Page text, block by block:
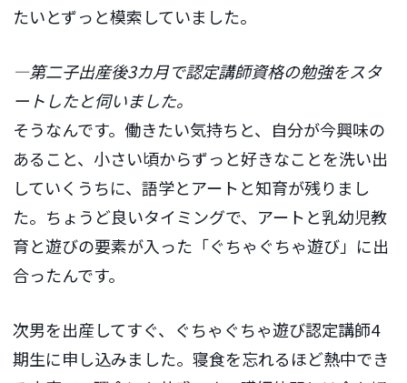
たいとずっと模索していました。
―第二子出産後3カ月で認定講師資格の勉強をスタ
ートしたと伺いました。
そうなんです。働きたい気持ちと、自分が今興味の
あること、小さい頃からずっと好きなことを洗い出
していくうちに、語学とアートと知育が残りまし
た。ちょうど良いタイミングで、アートと乳幼児教
育と遊びの要素が入った「ぐちゃぐちゃ遊び」に出
合ったんです。
次男を出産してすぐ、ぐちゃぐちゃ遊び認定講師4
期生に申し込みました。寝食を忘れるほど熱中でき